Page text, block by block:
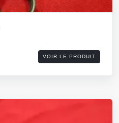
VOIR LE PRODUIT